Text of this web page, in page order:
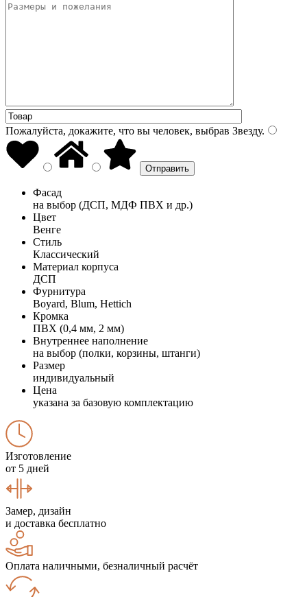
Пожалуйста, докажите, что вы человек, выбрав Звезду.
Фасад
на выбор (ДСП, МДФ ПВХ и др.)
Цвет
Венге
Стиль
Классический
Материал корпуса
ДСП
Фурнитура
Boyard, Blum, Hettich
Кромка
ПВХ (0,4 мм, 2 мм)
Внутреннее наполнение
на выбор (полки, корзины, штанги)
Размер
индивидуальный
Цена
указана за базовую комплектацию
Изготовление
от 5 дней
Замер, дизайн
и доставка бесплатно
Оплата наличными, безналичный расчёт